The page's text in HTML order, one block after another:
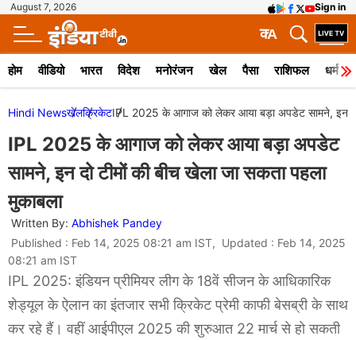
August 7, 2026 Sign in
A
क
होम वीडियो भारत विदेश मनोरंजन खेल पैसा राशिफल धर्म
Hindi Newsखेलक्रिकेटIPL 2025 के आगाज को लेकर आया बड़ा अपडेट सामने, इन दो
IPL 2025 के आगाज को लेकर आया बड़ा अपडेट
सामने, इन दो टीमों की बीच खेला जा सकता पहला
मुकाबला
Written By: Abhishek Pandey
Published : Feb 14, 2025 08:21 am IST, Updated : Feb 14, 2025
08:21 am IST
IPL 2025: इंडियन प्रीमियर लीग के 18वें सीजन के आधिकारिक
शेड्यूल के ऐलान का इंतजार सभी क्रिकेट प्रेमी काफी बेसब्री के साथ
कर रहे हैं। वहीं आईपीएल 2025 की शुरुआत 22 मार्च से हो सकती